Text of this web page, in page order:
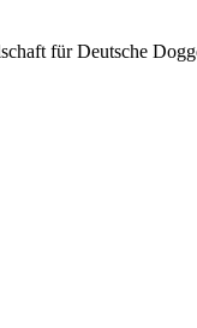
für Deutsche